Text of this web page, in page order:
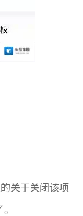
关于关闭该项